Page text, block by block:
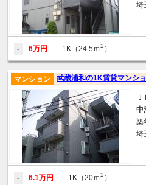
埼
- 6万円 1K（24.5ｍ2 ）
武蔵浦和の1K賃貸マンシ
マンション
中
築
埼
- 6.1万円 1K（20ｍ2 ）